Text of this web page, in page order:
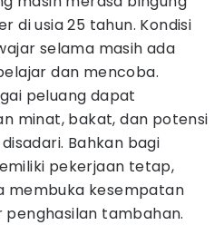
di usia 25 tahun. Kondisi
selama masih ada
dan mencoba.
peluang dapat
minat, bakat, dan potensi
Bahkan bagi
pekerjaan tetap,
membuka kesempatan
tambahan.